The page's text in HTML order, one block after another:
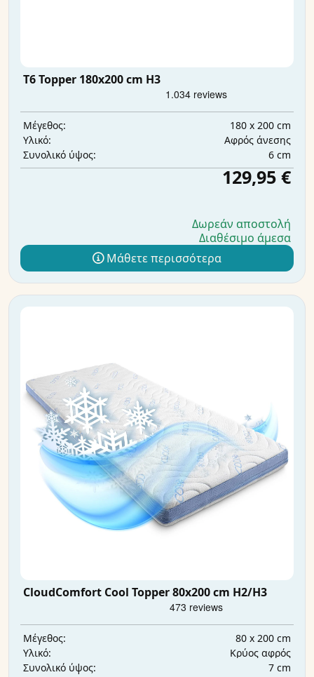
T6 Topper 180x200 cm H3
Μέγεθος:
180 x 200 cm
Υλικό:
Αφρός άνεσης
Συνολικό ύψος:
6 cm
129,95 €
Δωρεάν αποστολή
Διαθέσιμο άμεσα
Μάθετε περισσότερα
CloudComfort Cool Topper 80x200 cm H2/H3
Μέγεθος:
80 x 200 cm
Υλικό:
Κρύος αφρός
Συνολικό ύψος:
7 cm